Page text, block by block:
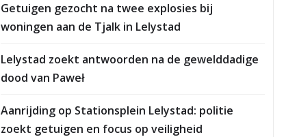
Getuigen gezocht na twee explosies bij
woningen aan de Tjalk in Lelystad
Lelystad zoekt antwoorden na de gewelddadige
dood van Paweł
Aanrijding op Stationsplein Lelystad: politie
zoekt getuigen en focus op veiligheid